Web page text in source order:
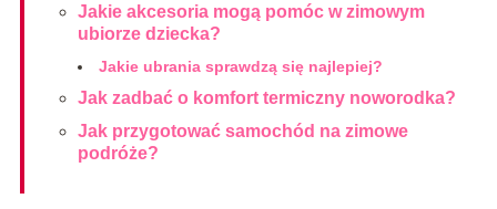
Jakie akcesoria mogą pomóc w zimowym
ubiorze dziecka?
Jakie ubrania sprawdzą się najlepiej?
Jak zadbać o komfort termiczny noworodka?
Jak przygotować samochód na zimowe
podróże?